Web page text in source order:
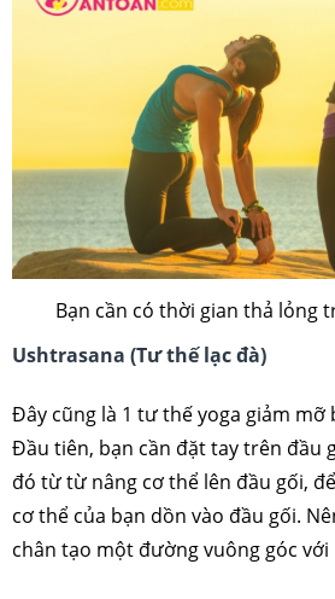
Bạn cần có thời gian thả lỏng
Ushtrasana (Tư thế lạc đà)
Đây cũng là 1 tư thế yoga giảm mỡ
Đầu tiên, bạn cần đặt tay trên đầu
đó từ từ nâng cơ thể lên đầu gối,
cơ thể của bạn dồn vào đầu gối.
chân tạo một đường vuông góc